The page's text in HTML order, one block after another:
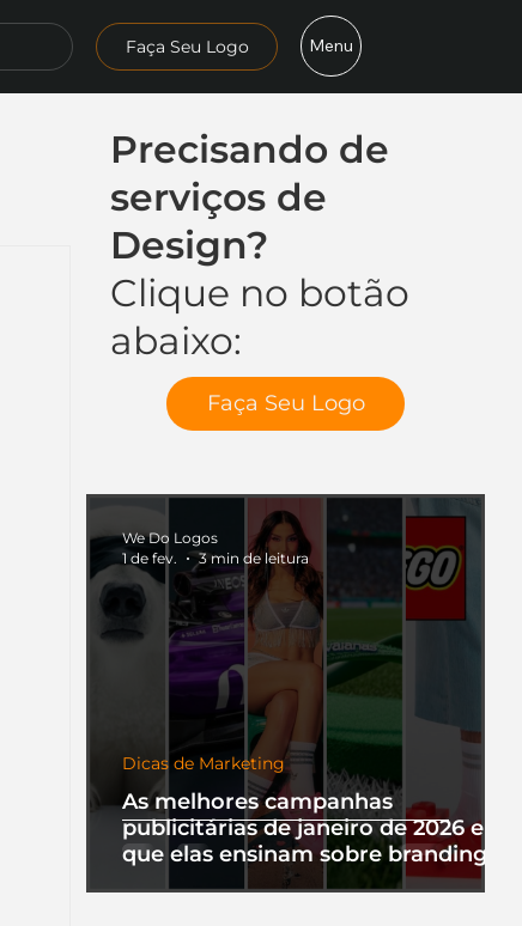
Faça Seu Logo Menu
Precisando de
serviços de
Design?
Clique no botão
abaixo:
Faça Seu Logo
As melhores campanhas
publicitárias de janeiro de 2026 e o
que elas ensinam sobre branding
Dicas de Marketing
We Do Logos
1 de fev.
3 min de leitura